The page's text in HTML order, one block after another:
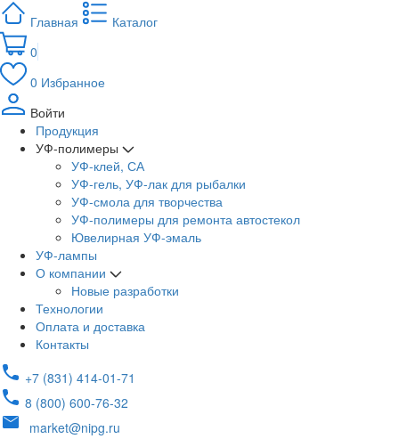
Главная
Каталог
0
0 Избранное
Войти
Продукция
УФ-полимеры
УФ-клей, СА
УФ-гель, УФ-лак для рыбалки
УФ-смола для творчества
УФ-полимеры для ремонта автостекол
Ювелирная УФ-эмаль
УФ-лампы
О компании
Новые разработки
Технологии
Оплата и доставка
Контакты
+7 (831) 414-01-71
8 (800) 600-76-32
market@nipg.ru